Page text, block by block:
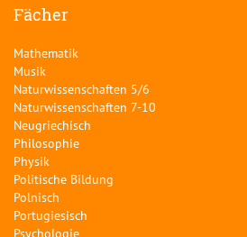
Fächer
Mathematik
Musik
Naturwissenschaften 5/6
Naturwissenschaften 7-10
Neugriechisch
Philosophie
Physik
Politische Bildung
Polnisch
Portugiesisch
Psychologie